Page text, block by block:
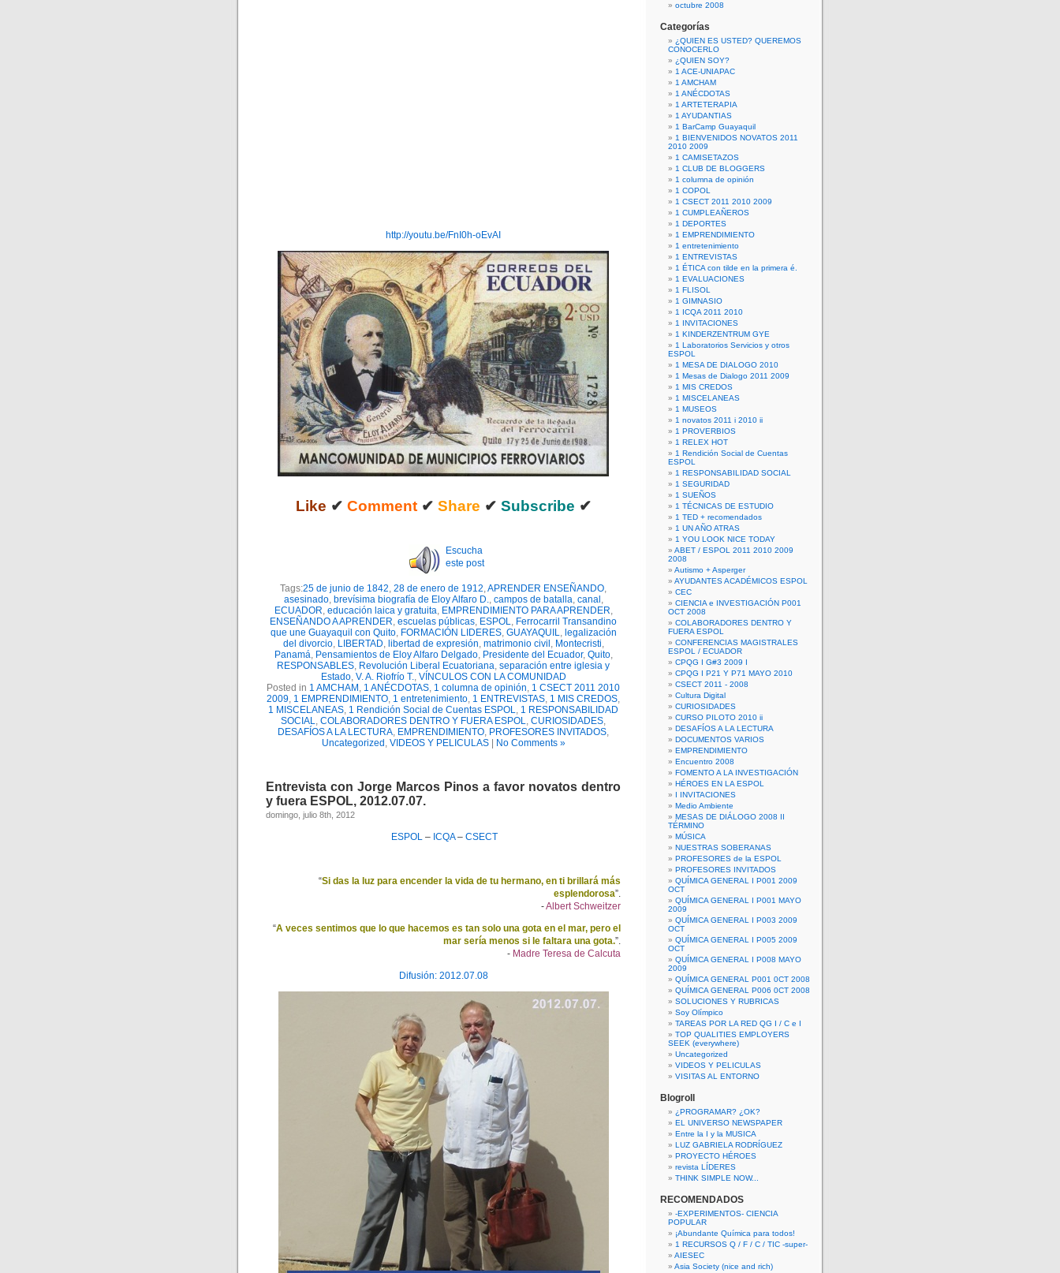
http://youtu.be/FnI0h-oEvAI
Like ✔ Comment✔ Share ✔ Subscribe ✔
Escucha
este post
Tags:25 de junio de 1842, 28 de enero de 1912,APRENDER ENSEÑANDO,
asesinado, brevísima biografía de Eloy Alfaro D., campos de batalla, canal ,
ECUADOR, educación laica y gratuita, EMPRENDIMIENTO PARA APRENDER,
ENSEÑANDO A APRENDER, escuelas públicas, ESPOL, Ferrocarril Transandino
que une Guayaquil con Quito, FORMACIÓN LIDERES, GUAYAQUIL, legalización
del divorcio, LIBERTAD, libertad de expresión, matrimonio civil , Montecristi,
Panamá, Pensamientos de Eloy Alfaro Delgado, Presidente del Ecuador, Quito,
RESPONSABLES, Revolución Liberal Ecuatoriana, separación entre iglesia y
Estado, V. A. Riofrío T., VÍNCULOS CON LA COMUNIDAD
Posted in 1 AMCHAM , 1 ANÉCDOTAS, 1 columna de opinión, 1 CSECT 2011 2010
2009, 1 EMPRENDIMIENTO, 1 entretenimiento, 1 ENTREVISTAS, 1 MIS CREDOS,
1 MISCELANEAS, 1 Rendición Social de Cuentas ESPOL, 1 RESPONSABILIDAD
SOCIAL, COLABORADORES DENTRO Y FUERA ESPOL, CURIOSIDADES,
DESAFÍOS A LA LECTURA, EMPRENDIMIENTO, PROFESORES INVITADOS,
Uncategorized , VIDEOS Y PELICULAS| No Comments »
Entrevista con Jorge Marcos Pinos a favor novatos dentro
y fuera ESPOL, 2012.07.07.
domingo, julio 8th, 2012
ESPOL – ICQA– CSECT
“Si das la luz para encender la vida de tu hermano, en ti brillará más
esplendorosa”.
-Albert Schweitzer
“A veces sentimos que lo que hacemos es tan solo una gota en el mar, pero el
mar sería menos si le faltara una gota.”.
- Madre Teresa de Calcuta
Difusión: 2012.07.08
octubre 2008
Categorías
¿QUIEN ES USTED? QUEREMOS
CONOCERLO
¿QUIEN SOY?
1 ACE-UNIAPAC
1 AMCHAM
1 ANÉCDOTAS
1 ARTETERAPIA
1 AYUDANTIAS
1 BarCamp Guayaquil
1 BIENVENIDOS NOVATOS 2011
2010 2009
1 CAMISETAZOS
1 CLUB DE BLOGGERS
1 columna de opinión
1 COPOL
1 CSECT 2011 2010 2009
1 CUMPLEAÑEROS
1 DEPORTES
1 EMPRENDIMIENTO
1 entretenimiento
1 ENTREVISTAS
1 ÉTICA con tilde en la primera é.
1 EVALUACIONES
1 FLISOL
1 GIMNASIO
1 ICQA 2011 2010
1 INVITACIONES
1 KINDERZENTRUM GYE
1 Laboratorios Servicios y otros
ESPOL
1 MESA DE DIALOGO 2010
1 Mesas de Dialogo 2011 2009
1 MIS CREDOS
1 MISCELANEAS
1 MUSEOS
1 novatos 2011 i 2010 ii
1 PROVERBIOS
1 RELEX HOT
1 Rendición Social de Cuentas
ESPOL
1 RESPONSABILIDAD SOCIAL
1 SEGURIDAD
1 SUEÑOS
1 TÉCNICAS DE ESTUDIO
1 TED + recomendados
1 UN AÑO ATRAS
1 YOU LOOK NICE TODAY
ABET / ESPOL 2011 2010 2009
2008
Autismo + Asperger
AYUDANTES ACADÉMICOS ESPOL
CEC
CIENCIA e INVESTIGACIÓN P001
OCT 2008
COLABORADORES DENTRO Y
FUERA ESPOL
CONFERENCIAS MAGISTRALES
ESPOL / ECUADOR
CPQG I G#3 2009 I
CPQG I P21 Y P71 MAYO 2010
CSECT 2011 - 2008
Cultura Digital
CURIOSIDADES
CURSO PILOTO 2010 ii
DESAFÍOS A LA LECTURA
DOCUMENTOS VARIOS
EMPRENDIMIENTO
Encuentro 2008
FOMENTO A LA INVESTIGACIÓN
HÉROES EN LA ESPOL
I INVITACIONES
Medio Ambiente
MESAS DE DIÁLOGO 2008 II
TÉRMINO
MÚSICA
NUESTRAS SOBERANAS
PROFESORES de la ESPOL
PROFESORES INVITADOS
QUÍMICA GENERAL I P001 2009
OCT
QUÍMICA GENERAL I P001 MAYO
2009
QUÍMICA GENERAL I P003 2009
OCT
QUÍMICA GENERAL I P005 2009
OCT
QUÍMICA GENERAL I P008 MAYO
2009
QUÍMICA GENERAL P001 0CT 2008
QUÍMICA GENERAL P006 0CT 2008
SOLUCIONES Y RUBRICAS
Soy Olímpico
TAREAS POR LA RED QG I / C e I
TOP QUALITIES EMPLOYERS
SEEK (everywhere)
Uncategorized
VIDEOS Y PELICULAS
VISITAS AL ENTORNO
Blogroll
¿PROGRAMAR? ¿OK?
EL UNIVERSO NEWSPAPER
Entre la I y la MUSICA
LUZ GABRIELA RODRÍGUEZ
PROYECTO HÉROES
revista LÍDERES
THINK SIMPLE NOW...
RECOMENDADOS
-EXPERIMENTOS- CIENCIA
POPULAR
¡Abundante Química para todos!
1 RECURSOS Q / F / C / TIC -super-
AIESEC
Asia Society (nice and rich)